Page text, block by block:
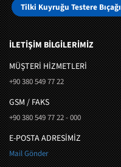
Tilki Kuyruğu Testere Bıçağı
İLETİŞİM BİLGİLERİMİZ
MÜŞTERI HIZMETLERI
+90 380 549 77 22
GSM / FAKS
+90 380 549 77 22 - 000
E-POSTA ADRESİMİZ
Mail Gönder